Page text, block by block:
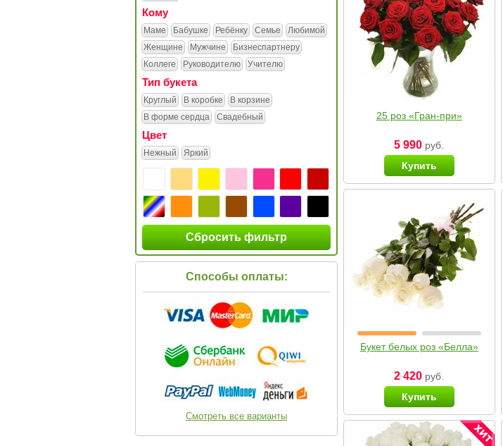
Кому
Маме Бабушке Ребёнку Семье
Любимой
Женщине
Мужчине
Бизнеспартнеру
Коллеге
Руководителю Учителю
Тип букета
Круглый В коробке
В корзине
В форме сердца
Свадебный
Цвет
Нежный Яркий
Сбросить фильтр
Способы оплаты:
Смотреть все варианты
25 роз «Гран-при»
5 990 руб.
Купить
Букет белых роз «Белла»
2 420 руб.
Купить